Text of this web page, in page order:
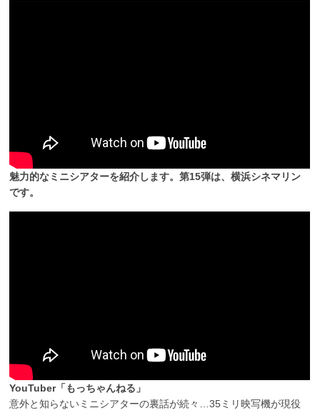
魅力的なミニシアターを紹介します。第15弾は、横浜シネマリン
です。
YouTuber「もっちゃんねる」
意外と知らないミニシアターの裏話が続々…35ミリ映写機が現役